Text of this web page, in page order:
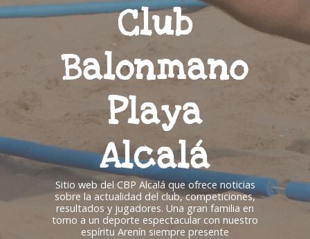
Club
Balonmano
Playa
Alcalá
Sitio web del CBP Alcalá que ofrece noticias
sobre la actualidad del club, competiciones,
resultados y jugadores. Una gran familia en
torno a un deporte espectacular con nuestro
espíritu Arenín siempre presente